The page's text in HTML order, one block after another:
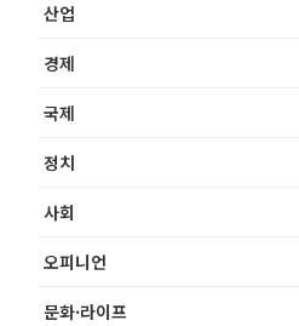
산업
경제
국제
정치
사회
오피니언
문화·라이프